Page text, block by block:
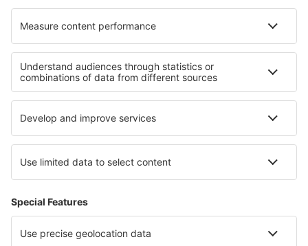
Cele mai bune hoteluri - regiuni
Hoteluri în Les Menuires Hoteluri în Courchevel
Hoteluri către Languedoc-Roussillon Hoteluri în Picardy
Hoteluri în Les Trois Vallées
Hoteluri in Sächsische Schweiz Hoteluri in Lanzarote